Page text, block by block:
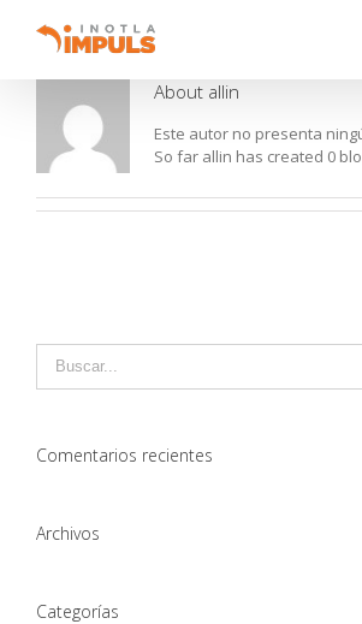
About allin
Este autor no presenta
So far allin has created 0
Comentarios recientes
Archivos
Categorías